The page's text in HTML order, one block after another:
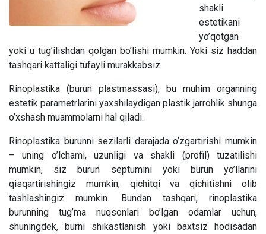
shakli
estetikani
yo’qotgan
yoki u tug’ilishdan qolgan bo’lishi mumkin. Yoki siz haddan
tashqari kattaligi tufayli murakkabsiz.
Rinoplastika (burun plastmassasi), bu muhim organning
estetik parametrlarini yaxshilaydigan plastik jarrohlik shunga
o’xshash muammolarni hal qiladi.
Rinoplastika burunni sezilarli darajada o’zgartirishi mumkin
– uning o’lchami, uzunligi va shakli (profil) tuzatilishi
mumkin, siz burun septumini yoki burun yo’llarini
qisqartirishingiz mumkin, qichitqi va qichitishni olib
tashlashingiz mumkin. Bundan tashqari, rinoplastika
burunning tug’ma nuqsonlari bo’lgan odamlar uchun,
shuningdek, burni shikastlanish yoki baxtsiz hodisadan